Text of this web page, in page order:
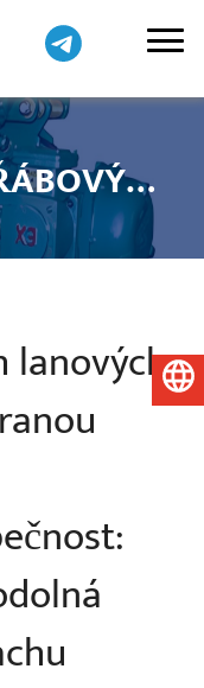
lanových Čeština